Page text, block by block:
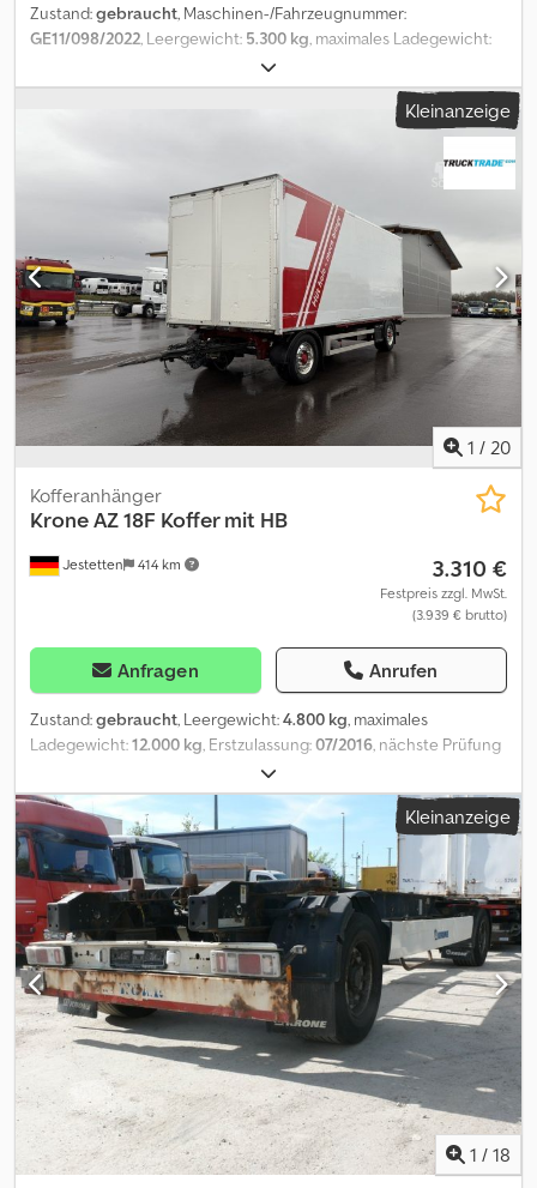
Zustand:gebraucht, Maschinen-/Fahrzeugnummer:
GE11/098/2022 , Leergewicht: 5.300 kg , maximales Ladegewicht:
24.000 kg
Achsen, Erstzulassung:04/2005, nächste Prüfung (TÜV):03/2023,
2.550 mm, Federung:
, Sehr gut erhaltenes
Fahrzeug aus 1. Hand Cedpoiacxtsfx Amrsrf Martin Reisch REA -
24Z Luftfederung Ersatzrad Gewerbe/Export-Nettopreis - 4990 €
Änderungen, Zwischenverkauf und Irrtümer vorbehalten =====
deutschsprachige Kunden ... dla klientow z polski .. govorim HR, BG
..... goworim po russki ..... =====
Kleinanzeige
1 / 20
Jestetten 414 km
Kofferanhänger
KroneAZ 18F Koffer mit HB
3.310 €
Festpreis zzgl. MwSt.
(3.939 € brutto)
Anfragen Anrufen
Zustand:gebraucht, Leergewicht:4.800 kg, maximales
Ladegewicht:12.000 kg, Erstzulassung:07/2016, nächste Prüfung
9.300 mm
mm, Gesamthöhe:38.000 mm, Federung:Luft, Reifengröße:385 /
55 R 22.5 / 5mm , Radstand: 5.100 mm , Vorderreifengröße:385 /
55 R 22.5 / 5mm, Anzahl der Sitzplätze: 2, Betriebsgewicht:
kg,
Kleinanzeige
1 / 18